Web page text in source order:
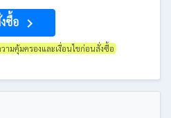
ซื้อ navigate_next
ามคุ้มครองและเงื่อนไขก่อนสั่งซื้อ